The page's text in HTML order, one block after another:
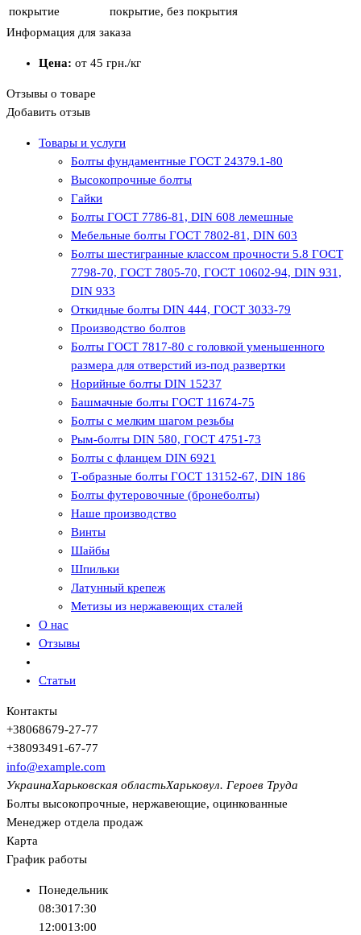
покрытие
покрытие, без покрытия
Информация для заказа
Цена: от 45 грн./кг
Отзывы о товаре
Добавить отзыв
Товары и услуги
Болты фундаментные ГОСТ 24379.1-80
Высокопрочные болты
Гайки
Болты ГОСТ 7786-81, DIN 608 лемешные
Мебельные болты ГОСТ 7802-81, DIN 603
Болты шестигранные классом прочности 5.8 ГОСТ
7798-70, ГОСТ 7805-70, ГОСТ 10602-94, DIN 931,
DIN 933
Откидные болты DIN 444, ГОСТ 3033-79
Производство болтов
Болты ГОСТ 7817-80 с головкой уменьшенного
размера для отверстий из-под развертки
Норийные болты DIN 15237
Башмачные болты ГОСТ 11674-75
Болты с мелким шагом резьбы
Рым-болты DIN 580, ГОСТ 4751-73
Болты с фланцем DIN 6921
Т-образные болты ГОСТ 13152-67, DIN 186
Болты футеровочные (бронеболты)
Наше производство
Винты
Шайбы
Шпильки
Латунный крепеж
Метизы из нержавеющих сталей
О нас
Отзывы
Статьи
Контакты
+38068679-27-77
+38093491-67-77
info@example.com
УкраинаХарьковская областьХарьковул. Героев Труда
Болты высокопрочные, нержавеющие, оцинкованные
Менеджер отдела продаж
Карта
График работы
Понедельник
08:3017:30
12:0013:00